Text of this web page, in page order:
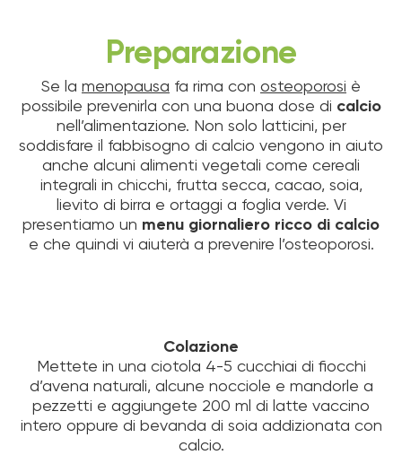
Preparazione
Se la menopausa fa rima con osteoporosi è
possibile prevenirla con una buona dose di calcio
nell’alimentazione. Non solo latticini, per
soddisfare il fabbisogno di calcio vengono in aiuto
anche alcuni alimenti vegetali come cereali
integrali in chicchi, frutta secca, cacao, soia,
lievito di birra e ortaggi a foglia verde. Vi
presentiamo un menu giornaliero ricco di calcio
e che quindi vi aiuterà a prevenire l’osteoporosi.
Colazione
Mettete in una ciotola 4-5 cucchiai di fiocchi
d’avena naturali, alcune nocciole e mandorle a
pezzetti e aggiungete 200 ml di latte vaccino
intero oppure di bevanda di soia addizionata con
calcio.